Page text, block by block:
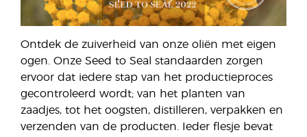
Ontdek de zuiverheid van onze oliën met eigen
ogen. Onze Seed to Seal standaarden zorgen
ervoor dat iedere stap van het productieproces
gecontroleerd wordt; van het planten van
zaadjes, tot het oogsten, distilleren, verpakken en
verzenden van de producten. Ieder flesje bevat